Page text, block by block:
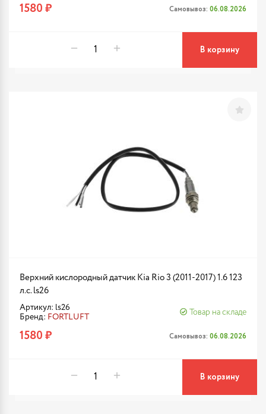
1580 ₽ Самовывоз: 06.08.2026
В корзину
Верхний кислородный датчик Kia Rio 3 (2011-2017) 1.6 123
л.с. ls26
Артикул: ls26
Бренд: FORTLUFT
Товар на складе
1580 ₽ Самовывоз: 06.08.2026
В корзину